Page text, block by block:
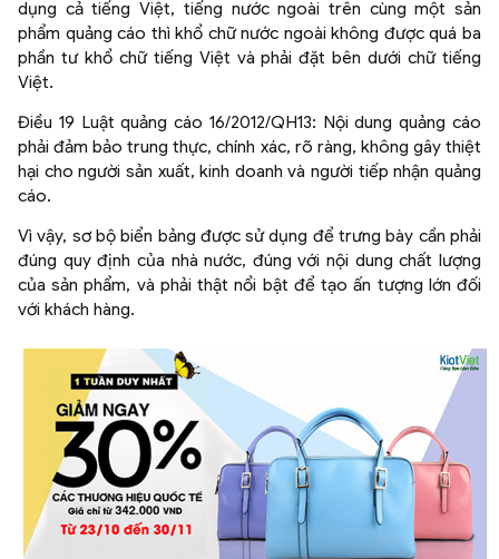
dụng cả tiếng Việt, tiếng nước ngoài trên cùng một sản
phẩm quảng cáo thì khổ chữ nước ngoài không được quá ba
phần tư khổ chữ tiếng Việt và phải đặt bên dưới chữ tiếng
Việt.
Điều 19 Luật quảng cáo 16/2012/QH13: Nội dung quảng cáo
phải đảm bảo trung thực, chính xác, rõ ràng, không gây thiệt
hại cho người sản xuất, kinh doanh và người tiếp nhận quảng
cáo.
Vì vậy, sơ bộ biển bảng được sử dụng để trưng bày cần phải
đúng quy định của nhà nước, đúng với nội dung chất lượng
của sản phẩm, và phải thật nổi bật để tạo ấn tượng lớn đối
với khách hàng.